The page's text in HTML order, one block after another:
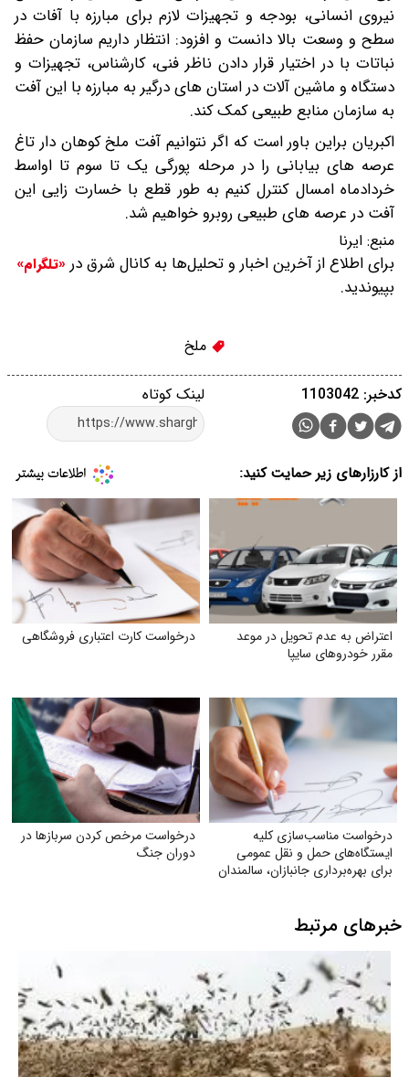
نیروی انسانی، بودجه و تجهیزات لازم برای مبارزه با آفات در
سطح و وسعت بالا دانست و افزود: انتظار داریم سازمان حفظ
نباتات با در اختیار قرار دادن ناظر فنی، کارشناس، تجهیزات و
دستگاه و ماشین آلات در استان های درگیر به مبارزه با این آفت
به سازمان منابع طبیعی کمک کند.
اکبریان براین باور است که اگر نتوانیم آفت ملخ کوهان دار تاغ
عرصه های بیابانی را در مرحله پورگی یک تا سوم تا اواسط
خردادماه امسال کنترل کنیم به طور قطع با خسارت زایی این
آفت در عرصه های طبیعی روبرو خواهیم شد.
منبع: ایرنا
برای اطلاع از آخرین اخبار و تحلیل‌ها به کانال شرق در «تلگرام»
بپیوندید.
ملخ
لینک کوتاه کدخبر: 1103042
از کارزارهای زیر حمایت کنید:
اعتراض به عدم تحویل در موعد
مقرر خودروهای سایپا
درخواست کارت اعتباری فروشگاهی
درخواست مناسب‌سازی کلیه
ایستگاه‌های حمل‌ و نقل عمومی
برای بهره‌برداری جانبازان، سالمندان
درخواست مرخص کردن سربازها در
دوران جنگ
خبرهای مرتبط